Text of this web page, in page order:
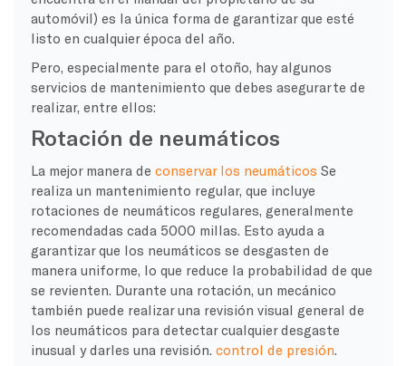
automóvil) es la única forma de garantizar que esté
listo en cualquier época del año.
Pero, especialmente para el otoño, hay algunos
servicios de mantenimiento que debes asegurarte de
realizar, entre ellos:
Rotación de neumáticos
La mejor manera de conservar los neumáticos Se
realiza un mantenimiento regular, que incluye
rotaciones de neumáticos regulares, generalmente
recomendadas cada 5000 millas. Esto ayuda a
garantizar que los neumáticos se desgasten de
manera uniforme, lo que reduce la probabilidad de que
se revienten. Durante una rotación, un mecánico
también puede realizar una revisión visual general de
los neumáticos para detectar cualquier desgaste
inusual y darles una revisión. control de presión.